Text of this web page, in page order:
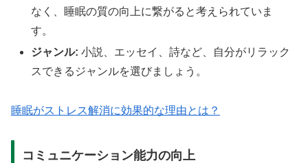
なく、睡眠の質の向上に繋がると考えられていま
す。
ジャンル: 小説、エッセイ、詩など、自分がリラック
スできるジャンルを選びましょう。
睡眠がストレス解消に効果的な理由とは？
コミュニケーション能力の向上